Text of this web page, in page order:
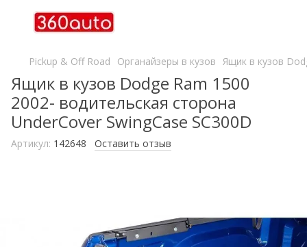
Pickup & Off Road Органайзеры в кузов Ящик в кузов
Ящик в кузов Dodge Ram 1500
2002- водительская сторона
UnderCover SwingCase SC300D
Артикул: 142648 Оставить отзыв